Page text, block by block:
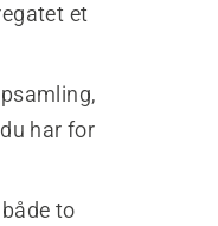
et
har for
to